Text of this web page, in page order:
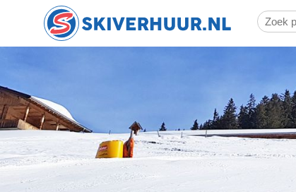
Overslaan
gaan
Zoeken